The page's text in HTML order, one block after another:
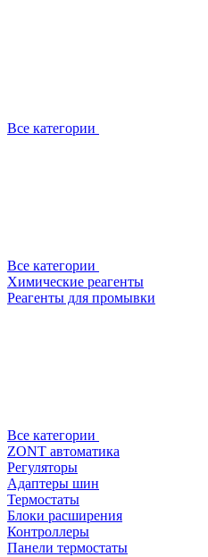
Все категории
Все категории
Химические реагенты
Реагенты для промывки
Все категории
ZONT автоматика
Регуляторы
Адаптеры шин
Термостаты
Блоки расширения
Контроллеры
Панели термостаты